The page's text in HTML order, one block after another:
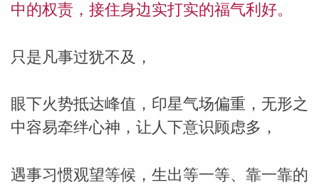
中的权责，接住身边实打实的福气利好。
只是凡事过犹不及，
眼下火势抵达峰值，印星气场偏重，无形之
中容易牵绊心神，让人下意识顾虑多，
遇事习惯观望等候，生出等一等、靠一靠的